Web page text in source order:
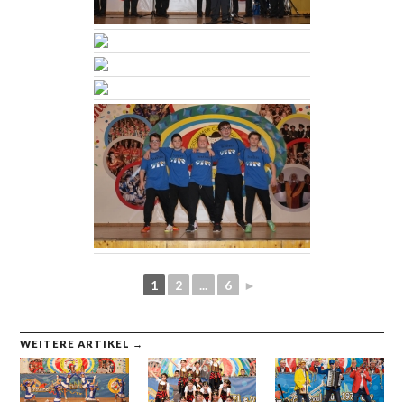
1 2 ... 6 ►
WEITERE ARTIKEL →